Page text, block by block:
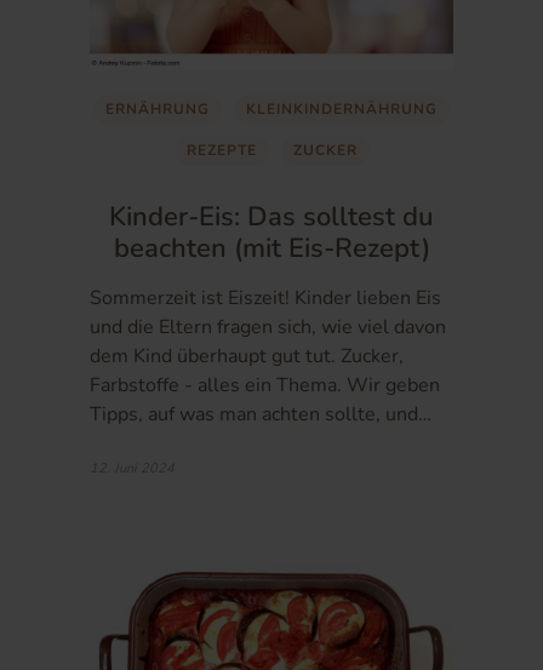
ERNÄHRUNG KLEINKINDERNÄHRUNG
REZEPTE ZUCKER
Kinder-Eis: Das solltest du
beachten (mit Eis-Rezept)
Sommerzeit ist Eiszeit! Kinder lieben Eis
und die Eltern fragen sich, wie viel davon
dem Kind überhaupt gut tut. Zucker,
Farbstoffe - alles ein Thema. Wir geben
Tipps, auf was man achten sollte, und…
12. Juni 2024